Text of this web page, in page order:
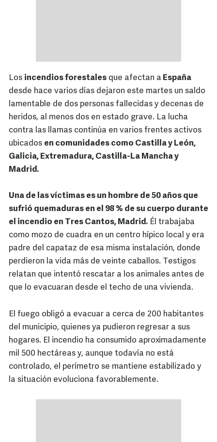
Los incendios forestales que afectan a España
desde hace varios días dejaron este martes un saldo
lamentable de dos personas fallecidas y decenas de
heridos, al menos dos en estado grave. La lucha
contra las llamas continúa en varios frentes activos
ubicados en comunidades como Castilla y León,
Galicia, Extremadura, Castilla-La Mancha y
Madrid.
Una de las víctimas es un hombre de 50 años que
sufrió quemaduras en el 98 % de su cuerpo durante
el incendio en Tres Cantos, Madrid. Él trabajaba
como mozo de cuadra en un centro hípico local y era
padre del capataz de esa misma instalación, donde
perdieron la vida más de veinte caballos. Testigos
relatan que intentó rescatar a los animales antes de
que lo evacuaran desde el techo de una vivienda.
El fuego obligó a evacuar a cerca de 200 habitantes
del municipio, quienes ya pudieron regresar a sus
hogares. El incendio ha consumido aproximadamente
mil 500 hectáreas y, aunque todavía no está
controlado, el perímetro se mantiene estabilizado y
la situación evoluciona favorablemente.